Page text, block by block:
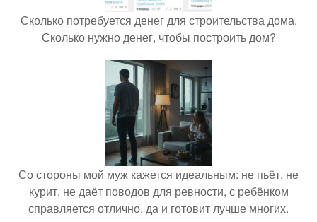
Сколько потребуется денег для строительства дома.
Сколько нужно денег, чтобы построить дом?
Со стороны мой муж кажется идеальным: не пьёт, не
курит, не даёт поводов для ревности, с ребёнком
справляется отлично, да и готовит лучше многих.